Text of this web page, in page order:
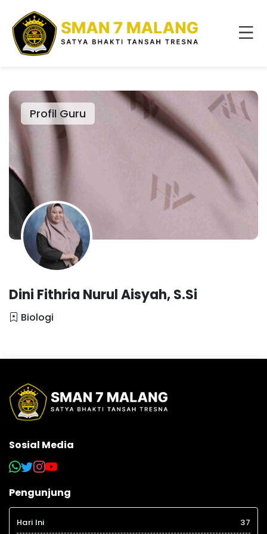
Profil Guru
Dini Fithria Nurul Aisyah, S.Si
Biologi
Sosial Media
Pengunjung
Hari Ini 37